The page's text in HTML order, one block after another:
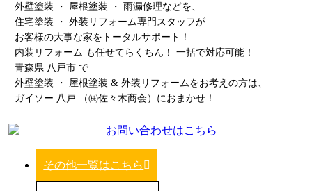
外壁塗装 ・ 屋根塗装 ・ 雨漏修理などを、
住宅塗装 ・ 外装リフォーム専門スタッフが
お客様の大事な家をトータルサポート！
内装リフォーム も任せてらくちん！ 一括で対応可能！
青森県 八戸市 で
外壁塗装 ・ 屋根塗装 & 外装リフォームをお考えの方は、
ガイソー 八戸 （㈱佐々木商会）におまかせ！
その他一覧はこちら